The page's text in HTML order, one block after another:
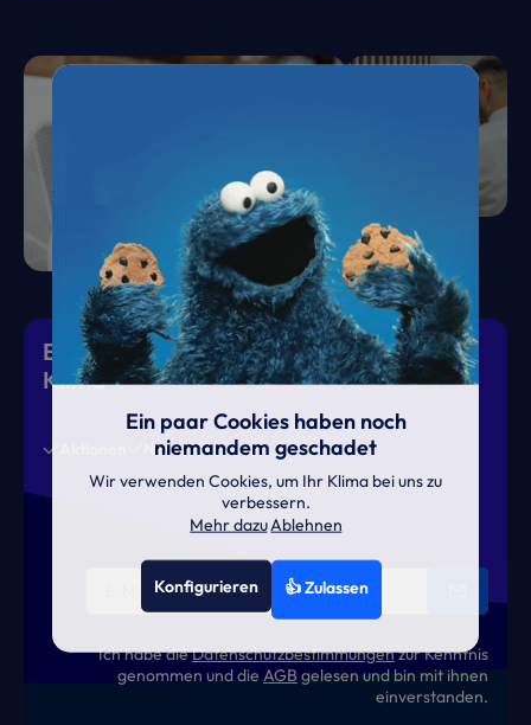
Eiskalte Deals & heiße News für gutes
Klima
News Termine
Ich habe dieDatenschutzbestimmungenzur Kenntnis
genommen und die AGB gelesen und bin mit ihnen
einverstanden.
Ein paar Cookies haben noch
niemandem geschadet
Wir verwenden Cookies, um Ihr Klima bei uns zu
verbessern.
Mehr dazuAblehnen
Konfigurieren 👍 Zulassen